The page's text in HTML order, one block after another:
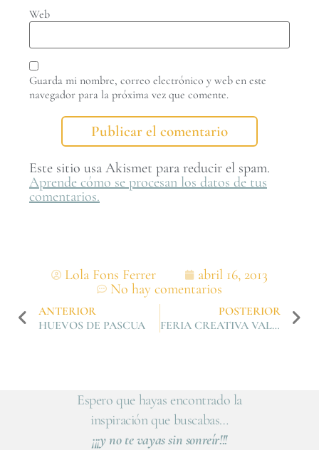
Web
Guarda mi nombre, correo electrónico y web en este
navegador para la próxima vez que comente.
Este sitio usa Akismet para reducir el spam.
Aprende cómo se procesan los datos de tus
comentarios.
Lola Fons Ferrer
abril 16, 2013
No hay comentarios
ANTERIOR
HUEVOS DE PASCUA
POSTERIOR
FERIA CREATIVA VALENCIA 2013
Espero que hayas encontrado la
inspiración que buscabas…
¡¡¡y no te vayas sin sonreír!!!